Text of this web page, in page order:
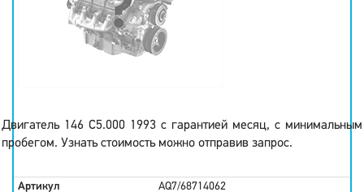
Двигатель 146 C5.000 1993 с гарантией месяц, с минимальным
пробегом. Узнать стоимость можно отправив запрос.
Артикул AQ7/68714062